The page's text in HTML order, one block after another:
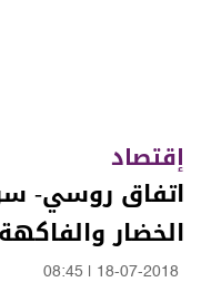
إقتصاد
اتفاق روسي-
الخضار والفاكهة
18-07-2018
08:45